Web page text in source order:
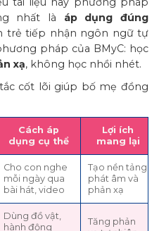
nhất là áp dụng đúng
trẻ tiếp nhận ngôn ngữ tự
pháp của BMyC: học
xạ, không học nhồi nhét.
cốt lõi giúp bố mẹ đồng
Cách áp
dụng cụ thể
Lợi ích
mang lại
Cho con nghe
mỗi ngày qua
bài hát, video
Tạo nền tảng
phát âm và
phản xạ
Dùng đồ vật,
hành động
Tăng phản